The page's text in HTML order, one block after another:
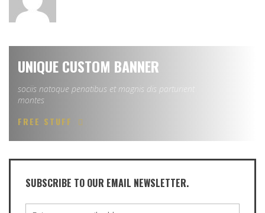
UNIQUE CUSTOM BANNER
sociis natoque penatibus et magnis dis parturient
montes
FREE STUFF
SUBSCRIBE TO OUR EMAIL NEWSLETTER.